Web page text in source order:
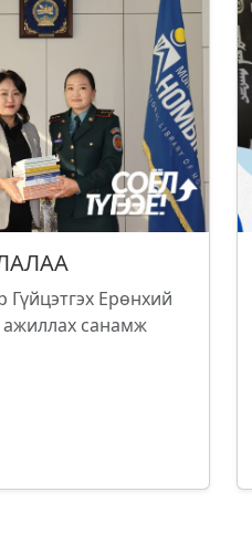
Ерөнхий
ажиллах санамж